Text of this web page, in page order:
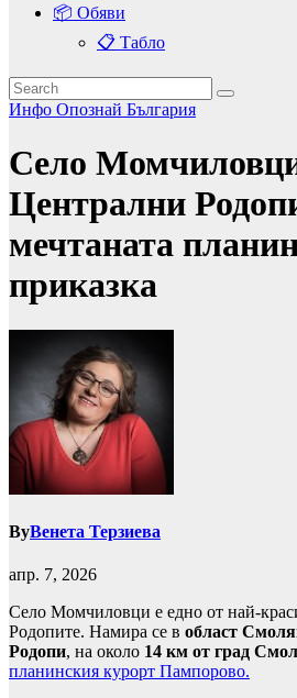
📦 Обяви
📋 Табло
Инфо Опознай България
Село
Централни
мечтаната
приказка
ByВенета Терзиева
апр. 7, 2026
Село Момчиловци е едно от най-
Родопите. Намира се в област
Родопи, на около 14 км от град
планинския курорт Пампорово.